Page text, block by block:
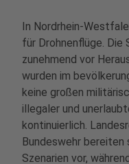
In Nordrhein-
für Drohnenflüge. Die
zunehmend vor
wurden im
keine großen
illegaler und
kontinuierlich.
Bundeswehr
Szenarien vor,